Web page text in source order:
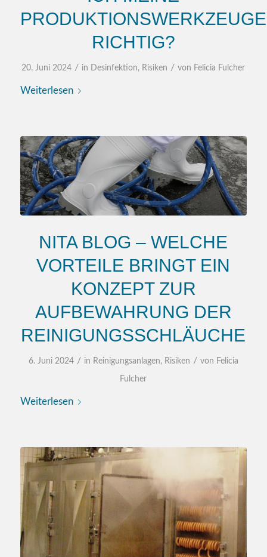
PRODUKTIONSWERKZEUGE
RICHTIG?
20. Juni 2024 / in Desinfektion, Risiken / von Felicia Fulcher
Weiterlesen
NITA BLOG – WELCHE
VORTEILE BRINGT EIN
KONZEPT ZUR
AUFBEWAHRUNG DER
REINIGUNGSSCHLÄUCHE
6. Juni 2024 / in Reinigungsanlagen, Risiken / von Felicia
Fulcher
Weiterlesen